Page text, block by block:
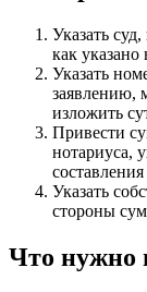
Указать
как указано
Указать
заявлению,
изложить
Привести
нотариуса,
Указать
стороны
Что нужно